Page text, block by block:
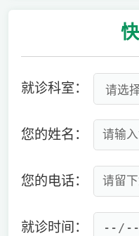
就诊科室：
您的姓名：
您的电话：
就诊时间：